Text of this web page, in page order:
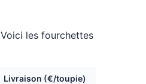
les fourchettes
Livraison (€/toupie)